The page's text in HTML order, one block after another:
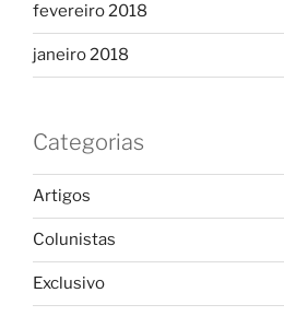
fevereiro 2018
janeiro 2018
Categorias
Artigos
Colunistas
Exclusivo